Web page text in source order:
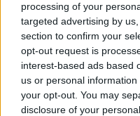
processing of your
targeted advertising by
section to confirm your
opt-out request is
interest-based ads based
us or personal
your opt-out. You may
disclosure of your
A szereplők
Csehov-
változatlanságról, az
persze nem olyan
Három nővér-
"kizökkentség"
és az unalom